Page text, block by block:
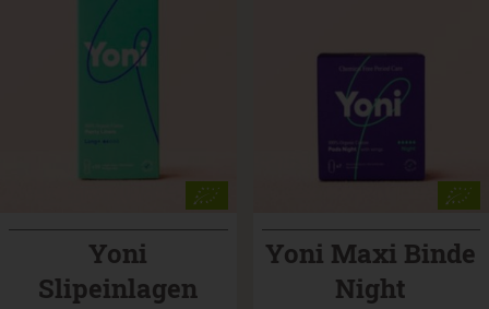
Yoni
Slipeinlagen
Yoni Maxi Binde
Night